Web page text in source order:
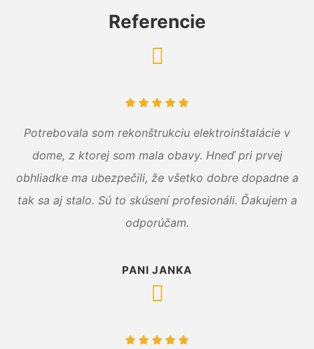
Referencie
Potrebovala som rekonštrukciu elektroinštalácie v
dome, z ktorej som mala obavy. Hneď pri prvej
obhliadke ma ubezpečili, že všetko dobre dopadne a
tak sa aj stalo. Sú to skúsení profesionáli. Ďakujem a
odporúčam.
PANI JANKA